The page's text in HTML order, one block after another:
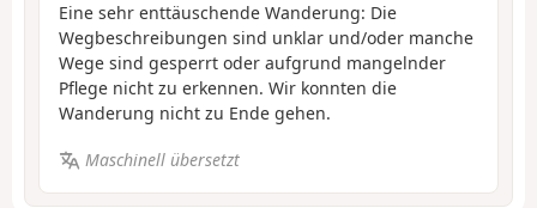
Eine sehr enttäuschende Wanderung: Die
Wegbeschreibungen sind unklar und/oder manche
Wege sind gesperrt oder aufgrund mangelnder
Pflege nicht zu erkennen. Wir konnten die
Wanderung nicht zu Ende gehen.
Maschinell übersetzt